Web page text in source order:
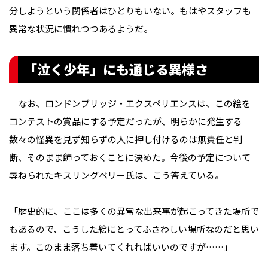
分しようという関係者はひとりもいない。もはやスタッフも
異常な状況に慣れつつあるようだ。
「泣く少年」にも通じる異様さ
なお、ロンドンブリッジ・エクスペリエンスは、この絵を
コンテストの賞品にする予定だったが、明らかに発生する
数々の怪異を見ず知らずの人に押し付けるのは無責任と判
断、そのまま飾っておくことに決めた。今後の予定について
尋ねられたキスリングベリー氏は、こう答えている。
「歴史的に、ここは多くの異常な出来事が起こってきた場所で
もあるので、こうした絵にとってふさわしい場所なのだと思い
ます。このまま落ち着いてくれればいいのですが……」